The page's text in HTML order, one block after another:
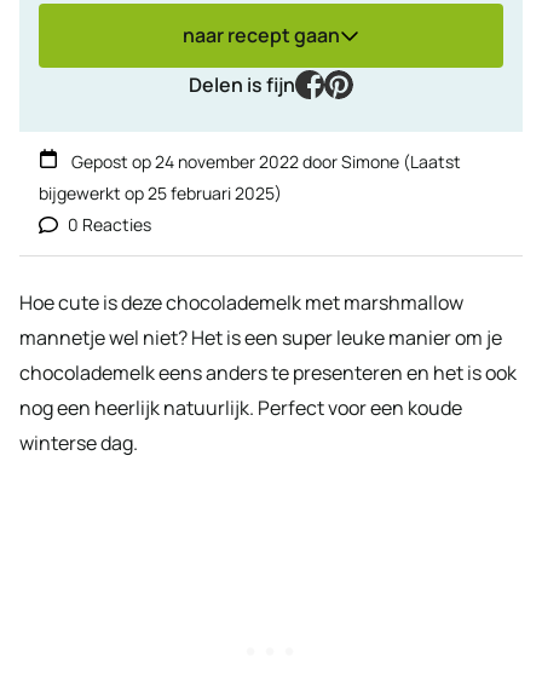
naar recept gaan
Delen is fijn
facebook
pinterest
Gepost op24 november 2022doorSimone (Laatst
bijgewerkt op25 februari 2025)
0 Reacties
Hoe cute is deze chocolademelk met marshmallow
mannetje wel niet? Het is een super leuke manier om je
chocolademelk eens anders te presenteren en het is ook
nog een heerlijk natuurlijk. Perfect voor een koude
winterse dag.